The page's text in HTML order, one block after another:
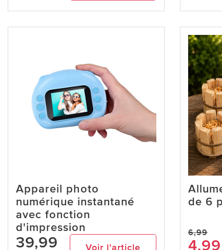
Appareil photo
numérique instantané
avec fonction
d'impression
39,99 Voir l’article
de 6
6,99
4,99